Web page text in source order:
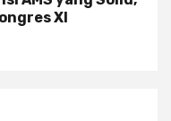
XI